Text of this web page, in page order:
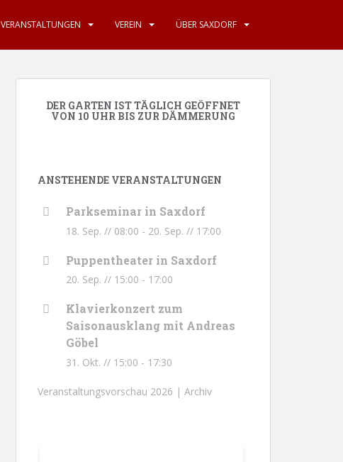
VERANSTALTUNGEN VEREIN ÜBER SAXDORF
DER GARTEN IST TÄGLICH GEÖFFNET
VON 10 UHR BIS ZUR DÄMMERUNG
ANSTEHENDE VERANSTALTUNGEN
Parkseminar in Saxdorf
18. Sep. // 08:00 - 20. Sep. // 17:00
Puppentheater in Saxdorf
20. Sep. // 15:00 - 17:00
Klavierkonzert zum
Saisonausklang mit Andreas
Göbel
31. Okt. // 15:00 - 17:30
Veranstaltungsvorschau 2026 | Archiv